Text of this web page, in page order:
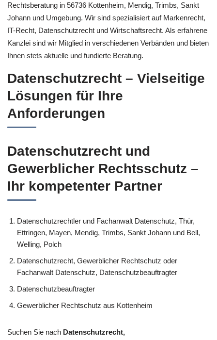
Rechtsberatung in 56736 Kottenheim, Mendig, Trimbs, Sankt
Johann und Umgebung. Wir sind spezialisiert auf Markenrecht,
IT-Recht, Datenschutzrecht und Wirtschaftsrecht. Als erfahrene
Kanzlei sind wir Mitglied in verschiedenen Verbänden und bieten
Ihnen stets aktuelle und fundierte Beratung.
Datenschutzrecht – Vielseitige
Lösungen für Ihre
Anforderungen
Datenschutzrecht und
Gewerblicher Rechtsschutz –
Ihr kompetenter Partner
Datenschutzrechtler und Fachanwalt Datenschutz, Thür,
Ettringen, Mayen, Mendig, Trimbs, Sankt Johann und Bell,
Welling, Polch
Datenschutzrecht, Gewerblicher Rechtschutz oder
Fachanwalt Datenschutz, Datenschutzbeauftragter
Datenschutzbeauftragter
Gewerblicher Rechtschutz aus Kottenheim
Suchen Sie nach Datenschutzrecht,